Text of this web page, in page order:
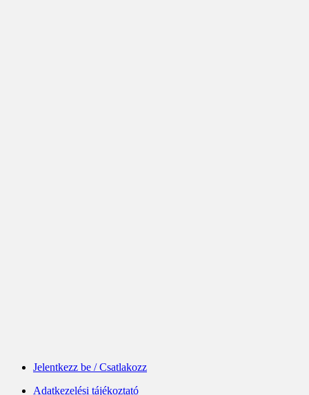
Jelentkezz be / Csatlakozz
Adatkezelési tájékoztató